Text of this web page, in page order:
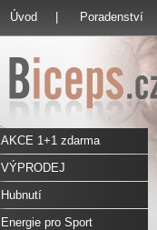
Úvod Poradenství
AKCE 1+1 zdarma
VÝPRODEJ
Hubnutí
Energie pro Sport